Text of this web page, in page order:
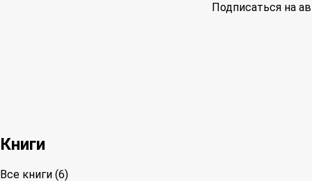
Подписаться на
Книги
Все книги (6)